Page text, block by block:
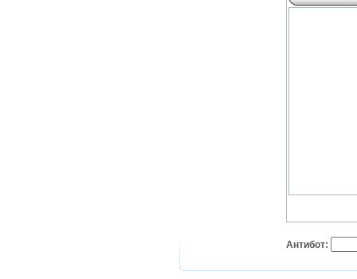
Антибот: